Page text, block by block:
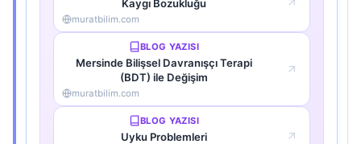
Kaygı Bozukluğu
muratbilim.com
BLOG YAZISI
Mersinde Bilişsel Davranışçı Terapi
(BDT) ile Değişim
muratbilim.com
BLOG YAZISI
Uyku Problemleri